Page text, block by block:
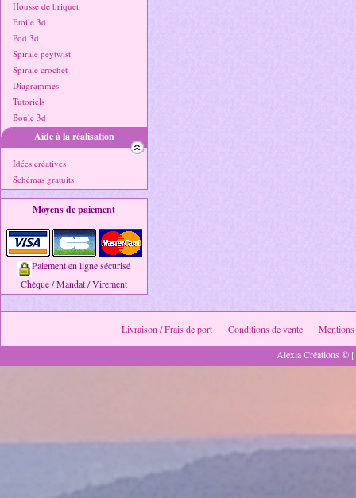
Housse de briquet
Etoile 3d
Pod 3d
Spirale peytwist
Spirale crochet
Diagrammes
Tutoriels
Boule 3d
Aide à la réalisation
Idées créatives
Schémas gratuits
Moyens de paiement
Paiement en ligne sécurisé
Chèque / Mandat / Virement
Livraison / Frais de port Conditions de vente
Mentions
Alexia Créations ©